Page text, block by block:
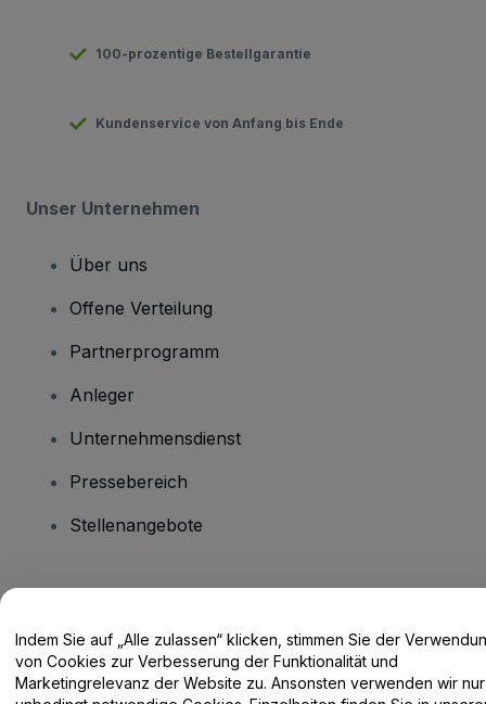
100-prozentige Bestellgarantie
Kundenservice von Anfang bis Ende
Unser Unternehmen
Über uns
Offene Verteilung
Partnerprogramm
Anleger
Unternehmensdienst
Pressebereich
Stellenangebote
Hilfe-Center / Kontakt
Indem Sie auf „Alle zulassen“ klicken, stimmen Sie der
von Cookies zur Verbesserung der Funktionalität und
Marketingrelevanz der Website zu. Ansonsten verwenden wir nur